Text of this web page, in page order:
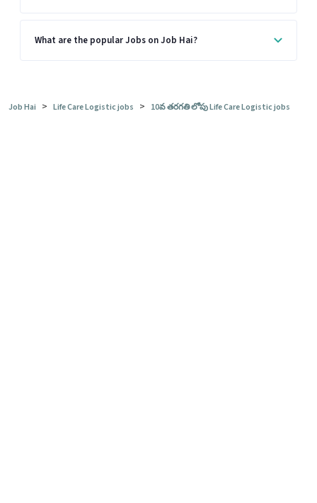
What are the popular Jobs on Job Hai?
Job Hai > Life Care Logistic jobs > 10వ తరగతి లోపు Life Care Logistic jobs